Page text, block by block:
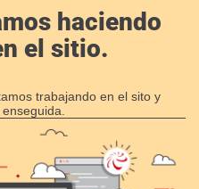
haciendo
el sitio.
trabajando en el sito y